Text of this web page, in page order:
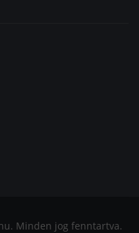
Minden jog fenntartva.